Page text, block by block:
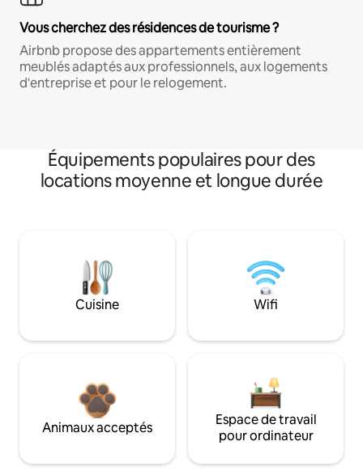
Vous cherchez des résidences de tourisme ?
Airbnb propose des appartements entièrement
meublés adaptés aux professionnels, aux logements
d'entreprise et pour le relogement.
Équipements populaires pour des
locations moyenne et longue durée
Cuisine Wifi
Animaux acceptés
Espace de travail
pour ordinateur